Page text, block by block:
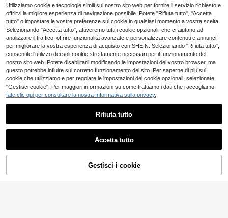
o da canotta traforata sexy e gonna
a frange sfumate, stile europeo e a
mericano Ins
12
con collo a canottiera, con dettaglio
di frange drammatiche sull'orlo, per
eventi serali e cocktail, senza mani
che, aderente, lungo
2 left
17.25€
AGGIUNGI AL CARRELLO
Utilizziamo cookie e tecnologie simili sul nostro sito web per fornire il servizio richiesto e
offrirvi la migliore esperienza di navigazione possibile. Potete "Rifiuta tutto", "Accetta
tutto" o impostare le vostre preferenze sui cookie in qualsiasi momento a vostra scelta.
Selezionando "Accetta tutto", attiveremo tutti i cookie opzionali, che ci aiutano ad
analizzare il traffico, offrire funzionalità avanzate e personalizzare contenuti e annunci
per migliorare la vostra esperienza di acquisto con SHEIN. Selezionando "Rifiuta tutto",
consentite l'utilizzo dei soli cookie strettamente necessari per il funzionamento del
nostro sito web. Potete disabilitarli modificando le impostazioni del vostro browser, ma
questo potrebbe influire sul corretto funzionamento del sito. Per saperne di più sui
cookie che utilizziamo e per regolare le impostazioni dei cookie opzionali, selezionate
"Gestisci cookie". Per maggiori informazioni su come trattiamo i dati che raccogliamo,
fate clic qui per consultare la nostra Informativa sulla privacy.
Rifiuta tutto
Accetta tutto
Gestisci i cookie